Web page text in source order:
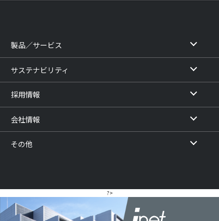
製品／サービス
サステナビリティ
採用情報
会社情報
その他
?>